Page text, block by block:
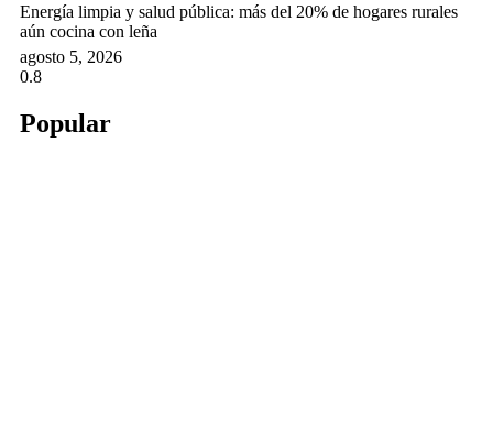
Energía limpia y salud pública: más del 20% de hogares rurales
aún cocina con leña
agosto 5, 2026
Popular